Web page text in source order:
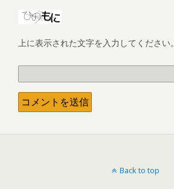
上に表示された文字を入力してください。
Back to top